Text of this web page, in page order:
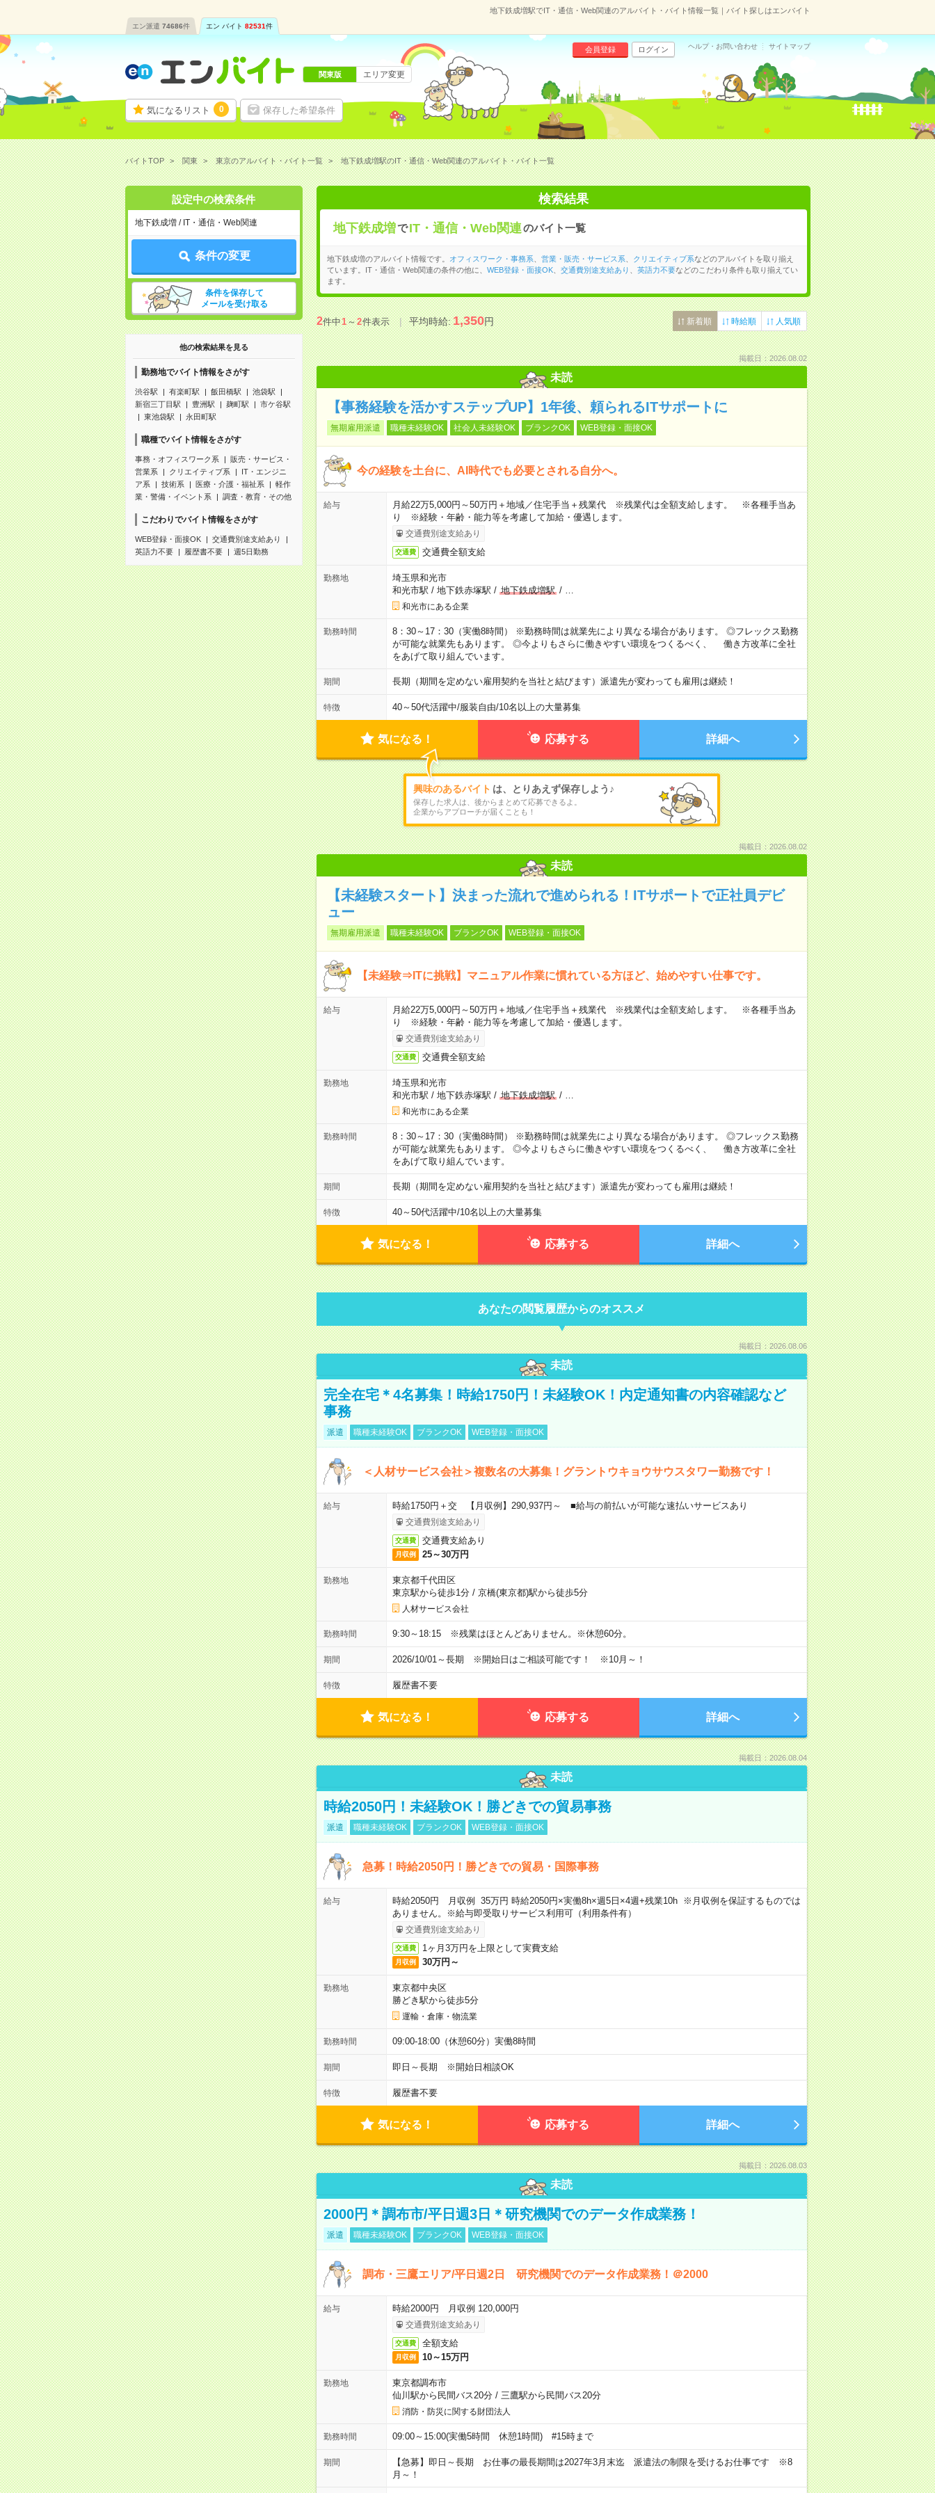
地下鉄成増駅でIT・通信・Web関連のアルバイト・バイト情報一覧｜バイト探しはエンバイト
エン派遣 74686件 エン バイト 82531件
気になるリスト 0 保存した希望条件
会員登録 ログイン ヘルプ・お問い合わせ サイトマップ
関東版 エリア変更
バイトTOP 関東 東京のアルバイト・バイト一覧 地下鉄成増駅のIT・通信・Web関連のアルバイト・バイト一覧
設定中の検索条件
地下鉄成増 / IT・通信・Web関連
条件の変更
条件を保存して
メールを受け取る
他の検索結果を見る
勤務地でバイト情報をさがす
渋谷駅 有楽町駅 飯田橋駅
池袋駅
新宿三丁目駅
豊洲駅 麹町駅
市ケ谷駅
東池袋駅
永田町駅
職種でバイト情報をさがす
事務・オフィスワーク系
販売・サービス・
営業系
クリエイティブ系
IT・エンジニ
ア系
技術系 医療・介護・福祉系
軽作
業・警備・イベント系
調査・教育・その他
こだわりでバイト情報をさがす
WEB登録・面接OK
交通費別途支給あり
英語力不要
履歴書不要 週5日勤務
検索結果
地下鉄成増で IT・通信・Web関連のバイト一覧
地下鉄成増のアルバイト情報です。 オフィスワーク・事務系 営業・販売・サービス系 クリエイティブ系などのアルバイトを取り揃え
ています。IT・通信・Web関連の条件の他に、 WEB登録・面接OK、 交通費別途支給あり 英語力不要などのこだわり条件も取り揃えてい
ます。
2件中1～2件表示 平均時給:1,350円 新着順 時給順 人気順
掲載日：2026.08.02
未読
【事務経験を活かすステップUP】1年後、頼られるITサポートに
無期雇用派遣 職種未経験OK 社会人未経験OK ブランクOK WEB登録・面接OK
今の経験を土台に、AI時代でも必要とされる自分へ。
給与
月給22万5,000円～50万円＋地域／住宅手当＋残業代 ※残業代は全額支給します。 ※各種手当あ
り ※経験・年齢・能力等を考慮して加給・優遇します。
交通費別途支給あり
交通費 交通費全額支給
勤務地
埼玉県和光市
和光市駅 / 地下鉄赤塚駅 / 地下鉄成増駅/
和光市にある企業
勤務時間
8：30～17：30（実働8時間） ※勤務時間は就業先により異なる場合があります。 ◎フレックス勤務
が可能な就業先もあります。 ◎今よりもさらに働きやすい環境をつくるべく、 働き方改革に全社
をあげて取り組んでいます。
期間 長期（期間を定めない雇用契約を当社と結びます）派遣先が変わっても雇用は継続！
特徴 40～50代活躍中/服装自由/10名以上の大量募集
気になる！ 応募する 詳細へ
興味のあるバイト は、とりあえず保存しよう♪
保存した求人は、後からまとめて応募できるよ。
企業からアプローチが届くことも！
掲載日：2026.08.02
未読
【未経験スタート】決まった流れで進められる！ITサポートで正社員デビ
ュー
無期雇用派遣 職種未経験OK ブランクOK WEB登録・面接OK
【未経験⇒ITに挑戦】マニュアル作業に慣れている方ほど、始めやすい仕事です。
給与
月給22万5,000円～50万円＋地域／住宅手当＋残業代 ※残業代は全額支給します。 ※各種手当あ
り ※経験・年齢・能力等を考慮して加給・優遇します。
交通費別途支給あり
交通費 交通費全額支給
勤務地
埼玉県和光市
和光市駅 / 地下鉄赤塚駅 / 地下鉄成増駅/
和光市にある企業
勤務時間
8：30～17：30（実働8時間） ※勤務時間は就業先により異なる場合があります。 ◎フレックス勤務
が可能な就業先もあります。 ◎今よりもさらに働きやすい環境をつくるべく、 働き方改革に全社
をあげて取り組んでいます。
期間 長期（期間を定めない雇用契約を当社と結びます）派遣先が変わっても雇用は継続！
特徴 40～50代活躍中/10名以上の大量募集
気になる！ 応募する 詳細へ
あなたの閲覧履歴からのオススメ
掲載日：2026.08.06
未読
完全在宅＊4名募集！時給1750円！未経験OK！内定通知書の内容確認など
事務
派遣 職種未経験OK ブランクOK WEB登録・面接OK
＜人材サービス会社＞複数名の大募集！グラントウキョウサウスタワー勤務です！
給与 時給1750円＋交 【月収例】290,937円～ ■給与の前払いが可能な速払いサービスあり
交通費別途支給あり
交通費 交通費支給あり
月収例 25～30万円
勤務地
東京都千代田区
東京駅から徒歩1分/ 京橋(東京都)駅から徒歩5分
人材サービス会社
勤務時間 9:30～18:15 ※残業はほとんどありません。※休憩60分。
期間 2026/10/01～長期 ※開始日はご相談可能です！ ※10月～！
特徴 履歴書不要
気になる！ 応募する 詳細へ
掲載日：2026.08.04
未読
時給2050円！未経験OK！勝どきでの貿易事務
派遣 職種未経験OK ブランクOK WEB登録・面接OK
急募！時給2050円！勝どきでの貿易・国際事務
給与
時給2050円 月収例 35万円 時給2050円×実働8h×週5日×4週+残業10h ※月収例を保証するものでは
ありません。※給与即受取りサービス利用可（利用条件有）
交通費別途支給あり
交通費 1ヶ月3万円を上限として実費支給
月収例 30万円～
勤務地
東京都中央区
勝どき駅から徒歩5分
運輸・倉庫・物流業
勤務時間 09:00-18:00（休憩60分）実働8時間
期間 即日～長期 ※開始日相談OK
特徴 履歴書不要
気になる！ 応募する 詳細へ
掲載日：2026.08.03
未読
2000円＊調布市/平日週3日＊研究機関でのデータ作成業務！
派遣 職種未経験OK ブランクOK WEB登録・面接OK
調布・三鷹エリア/平日週2日 研究機関でのデータ作成業務！＠2000
給与 時給2000円 月収例 120,000円
交通費別途支給あり
交通費 全額支給
月収例 10～15万円
勤務地
東京都調布市
仙川駅から民間バス20分/ 三鷹駅から民間バス20分
消防・防災に関する財団法人
勤務時間 09:00～15:00(実働5時間 休憩1時間) #15時まで
期間
【急募】即日～長期 お仕事の最長期間は2027年3月末迄 派遣法の制限を受けるお仕事です ※8
月～！